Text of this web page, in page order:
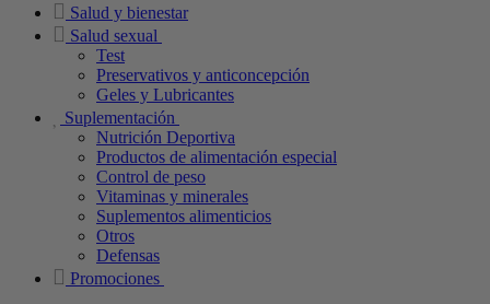
Salud y bienestar
Salud sexual
Test
Preservativos y anticoncepción
Geles y Lubricantes
Suplementación
Nutrición Deportiva
Productos de alimentación especial
Control de peso
Vitaminas y minerales
Suplementos alimenticios
Otros
Defensas
Promociones